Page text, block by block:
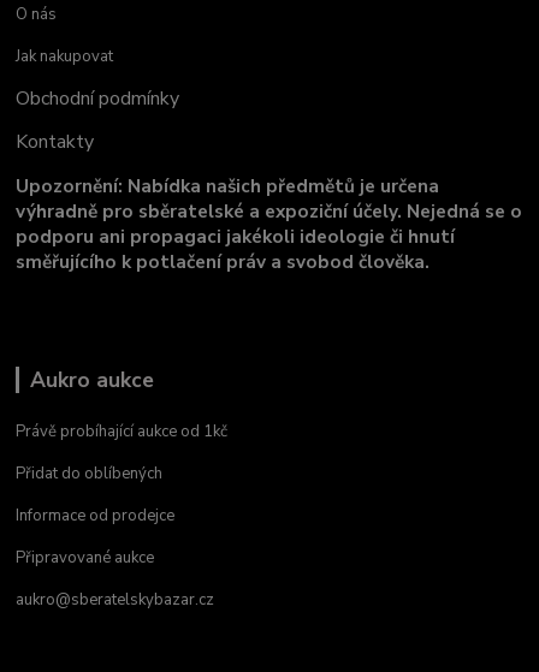
O nás
Jak nakupovat
Obchodní podmínky
Kontakty
Upozornění: Nabídka našich předmětů je určena
výhradně pro sběratelské a expoziční účely. Nejedná se o
podporu ani propagaci jakékoli ideologie či hnutí
směřujícího k potlačení práv a svobod člověka.
Aukro aukce
Právě probíhající aukce od 1kč
Přidat do oblíbených
Informace od prodejce
Připravované aukce
aukro@sberatelskybazar.cz